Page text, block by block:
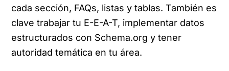
cada sección, FAQs, listas y tablas. También es
clave trabajar tu E-E-A-T, implementar datos
estructurados con Schema.org y tener
autoridad temática en tu área.